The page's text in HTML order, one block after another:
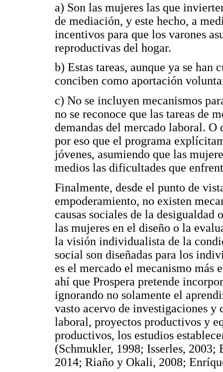
a) Son las mujeres las que
de mediación, y este hecho, a
incentivos para que los varones
reproductivas del hogar.
b) Estas tareas, aunque ya se
conciben como aportación
c) No se incluyen mecanismos
no se reconoce que las tareas de
demandas del mercado laboral.
por eso que el programa
jóvenes, asumiendo que las
medios las dificultades que
Finalmente, desde el punto de
empoderamiento, no existen
causas sociales de la
las mujeres en el diseño o la
la visión individualista de la
social son diseñadas para los
es el mercado el mecanismo más
ahí que Prospera pretende
ignorando no solamente el
vasto acervo de investigaciones y
laboral, proyectos productivos y
productivos, los estudios
(Schmukler, 1998; Isserles,
2014; Riaño y Okali, 2008;